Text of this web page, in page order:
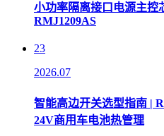
小功率隔离接口电源主控
RMJ1209AS
23
2026.07
智能高边开关选型指南 |
24V商用车电池热管理